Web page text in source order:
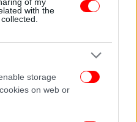
with the
storage
on web or
έξι τζιχαντιστές